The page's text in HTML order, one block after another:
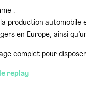
:
production automobile
en Europe, ainsi
complet pour
replay